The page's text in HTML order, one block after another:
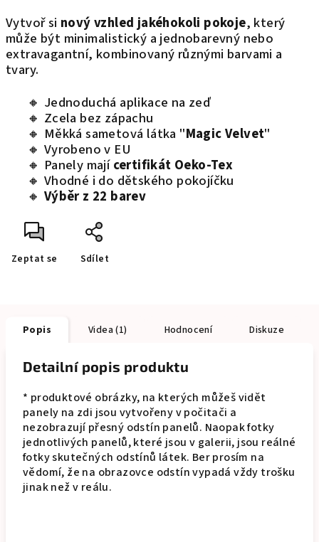
Vytvoř si nový vzhled jakéhokoli pokoje, který
může být minimalistický a jednobarevný nebo
extravagantní, kombinovaný různými barvami a
tvary.
🔸 Jednoduchá aplikace na zeď
🔸 Zcela bez zápachu
🔸 Měkká sametová látka "Magic Velvet"
🔸 Vyrobeno v EU
🔸 Panely majícertifikát Oeko-Tex
🔸 Vhodné i do dětského pokojíčku
🔸 Výběr z 22 barev
Zeptat se Sdílet
Popis Videa (1) Hodnocení Diskuze
Detailní popis produktu
* produktové obrázky, na kterých můžeš vidět
panely na zdi jsou vytvořeny v počitači a
nezobrazují přesný odstín panelů. Naopak fotky
jednotlivých panelů, které jsou v galerii, jsou reálné
fotky skutečných odstínů látek. Ber prosím na
vědomí, že na obrazovce odstín vypadá vždy trošku
jinak než v reálu.